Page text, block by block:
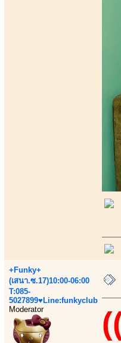
+Funky+
(เสนา.ซ.17)10:00-06:00
T:085-
5027899♥Line:funkyclub
Moderator